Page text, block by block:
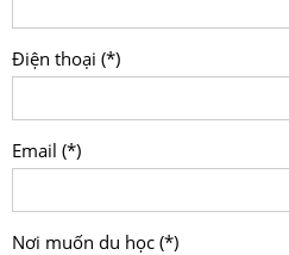
Điện thoại (*)
Email (*)
Nơi muốn du học (*)